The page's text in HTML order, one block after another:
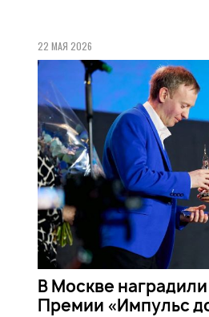
22 МАЯ 2026
В Москве
Премии «Импульс